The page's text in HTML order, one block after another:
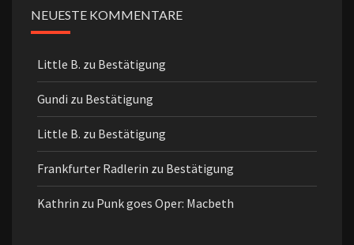
NEUESTE KOMMENTARE
Little B. zu Bestätigung
Gundi zu Bestätigung
Little B. zu Bestätigung
Frankfurter Radlerin zu Bestätigung
Kathrin zu Punk goes Oper: Macbeth